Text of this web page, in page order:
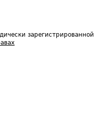
зарегистрированной